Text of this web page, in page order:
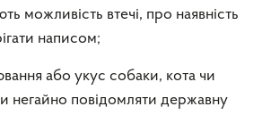
можливість втечі, про наявність
написом;
або укус собаки, кота чи
негайно повідомляти державну